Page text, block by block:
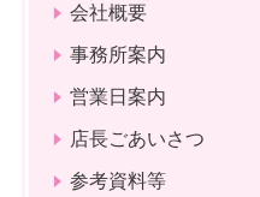
会社概要
事務所案内
営業日案内
店長ごあいさつ
参考資料等